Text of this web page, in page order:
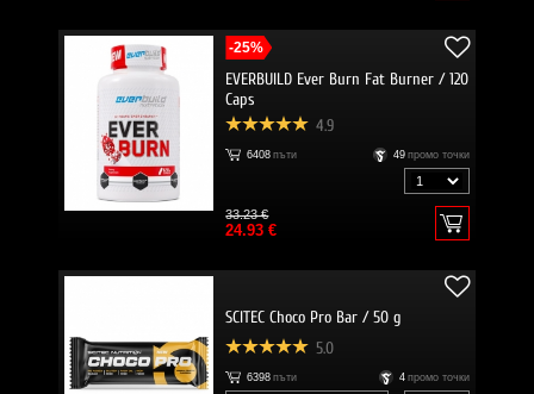
-25%
EVERBUILD Ever Burn Fat Burner / 120
Caps
4.9
6408 пъти 49 промо точки
33.23 €
24.93 €
SCITEC Choco Pro Bar / 50 g
5.0
6398 пъти 4 промо точки